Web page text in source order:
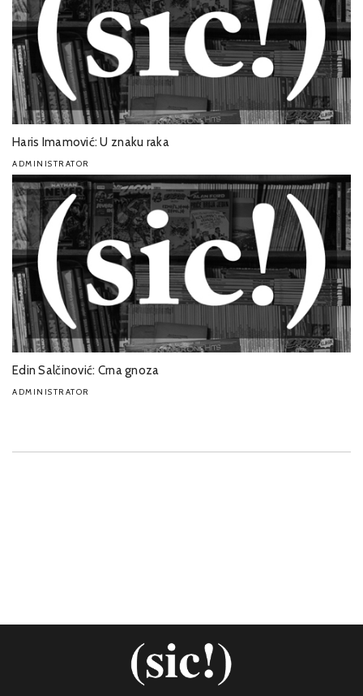
Haris Imamović: U znaku raka
ADMINISTRATOR
Edin Salčinović: Crna gnoza
ADMINISTRATOR